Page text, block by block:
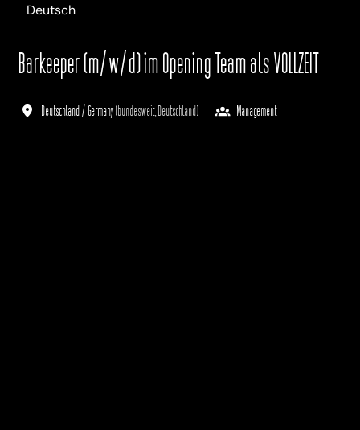
Deutsch
Barkeeper (m/w/d) im Opening Team als VOLLZEIT
Deutschland / Germany(bundesweit Deutschland) Management